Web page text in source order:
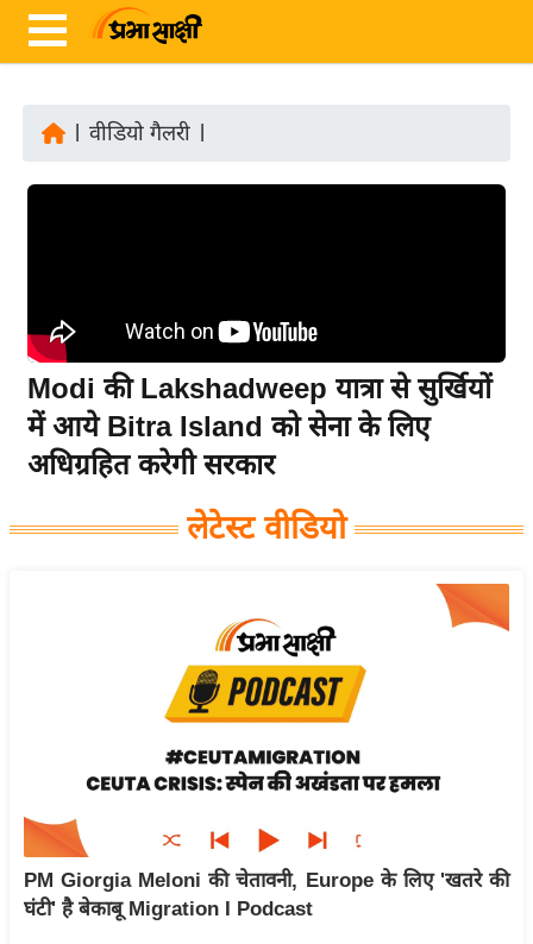
रा
ष्ट्री
य
अं
त
ष्ट्री
ज
त
वि
वीडियो गैलरी
Modi की Lakshadweep यात्रा से सुर्खियों
में आये Bitra Island को सेना के लिए
अधिग्रहित करेगी सरकार
लेटेस्ट वीडियो
PM Giorgia Meloni की चेतावनी, Europe के लिए 'खतरे की
घंटी' है बेकाबू Migration I Podcast